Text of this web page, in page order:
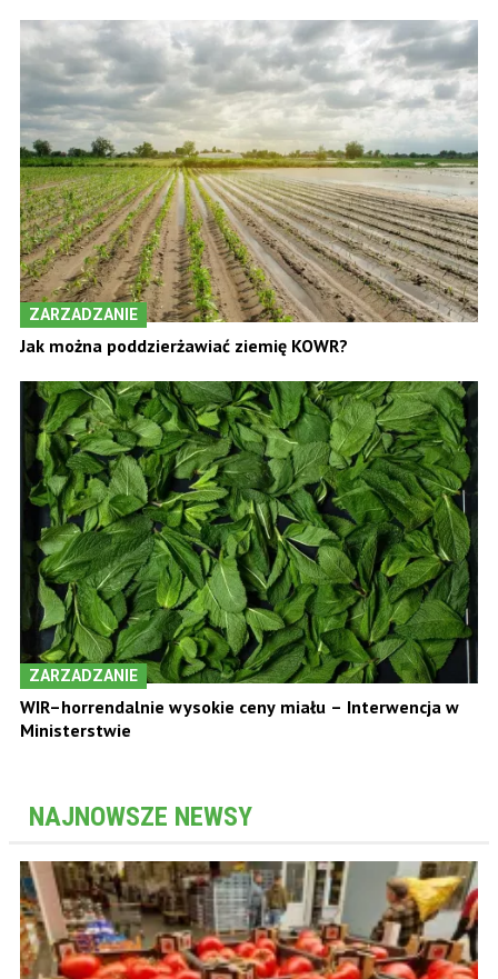
ZARZADZANIE
Jak można poddzierżawiać ziemię KOWR?
ZARZADZANIE
WIR–horrendalnie wysokie ceny miału – Interwencja w
Ministerstwie
NAJNOWSZE NEWSY